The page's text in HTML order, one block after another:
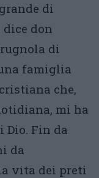
di
don
di
famiglia
che,
mi ha
Dio. Fin da
da
vita dei preti